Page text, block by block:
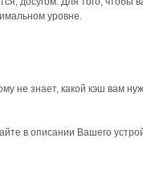
уровне.
не знает, какой кэш вам
в описании Вашего